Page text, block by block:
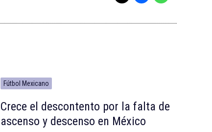
Fútbol Mexicano
Crece el descontento por la falta de
ascenso y descenso en México